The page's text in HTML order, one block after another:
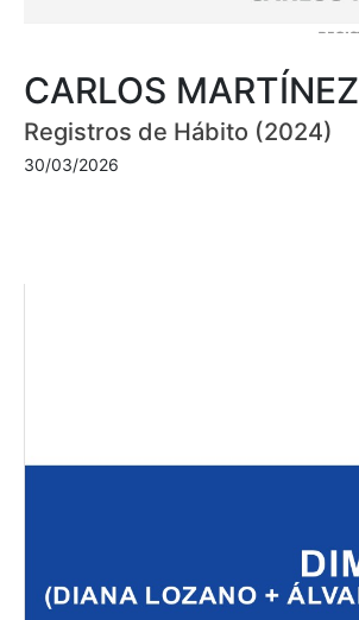
CARLOS MARTÍNEZ
Registros de Hábito (2024)
30/03/2026